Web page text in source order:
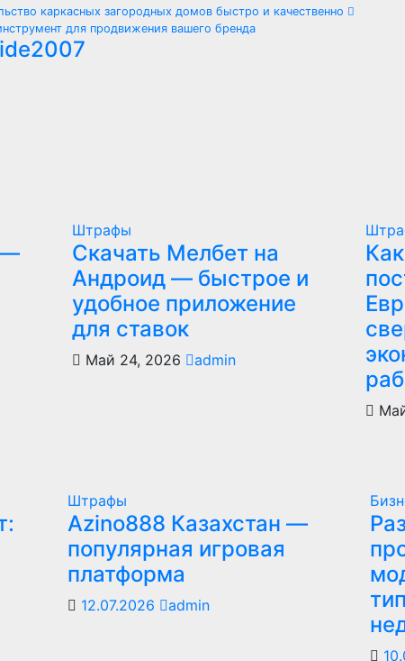
каркасных загородных домов быстро и качественно
для продвижения вашего бренда
—
Штрафы
Скачать Мелбет на
Андроид — быстрое и
удобное приложение
для ставок
Май 24, 2026 admin
Штрафы
Azino888 Казахстан —
популярная игровая
платформа
12.07.2026 admin